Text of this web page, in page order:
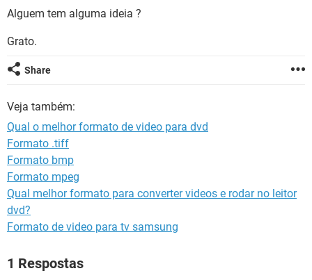
GUIA DE COMPRAS
Alguem tem alguma ideia ?
Grato.
Share
Veja também:
Qual o melhor formato de video para dvd
Formato .tiff
Formato bmp
Formato mpeg
Qual melhor formato para converter videos e rodar no leitor
dvd?
Formato de video para tv samsung
1 Respostas